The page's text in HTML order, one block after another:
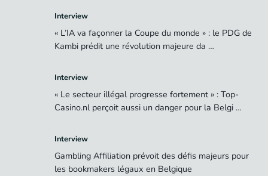
Interview
« L’IA va façonner la Coupe du monde » : le PDG de
Kambi prédit une révolution majeure da …
Interview
« Le secteur illégal progresse fortement » : Top-
Casino.nl perçoit aussi un danger pour la Belgi …
Interview
Gambling Affiliation prévoit des défis majeurs pour
les bookmakers légaux en Belgique